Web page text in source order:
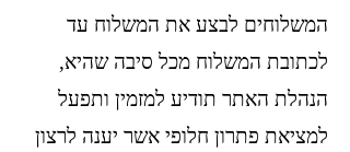
המשלוחים לבצע את המשלוח עד
לכתובת המשלוח מכל סיבה שהיא,
הנהלת האתר תודיע למזמין ותפעל
למציאת פתרון חלופי אשר יענה לרצון